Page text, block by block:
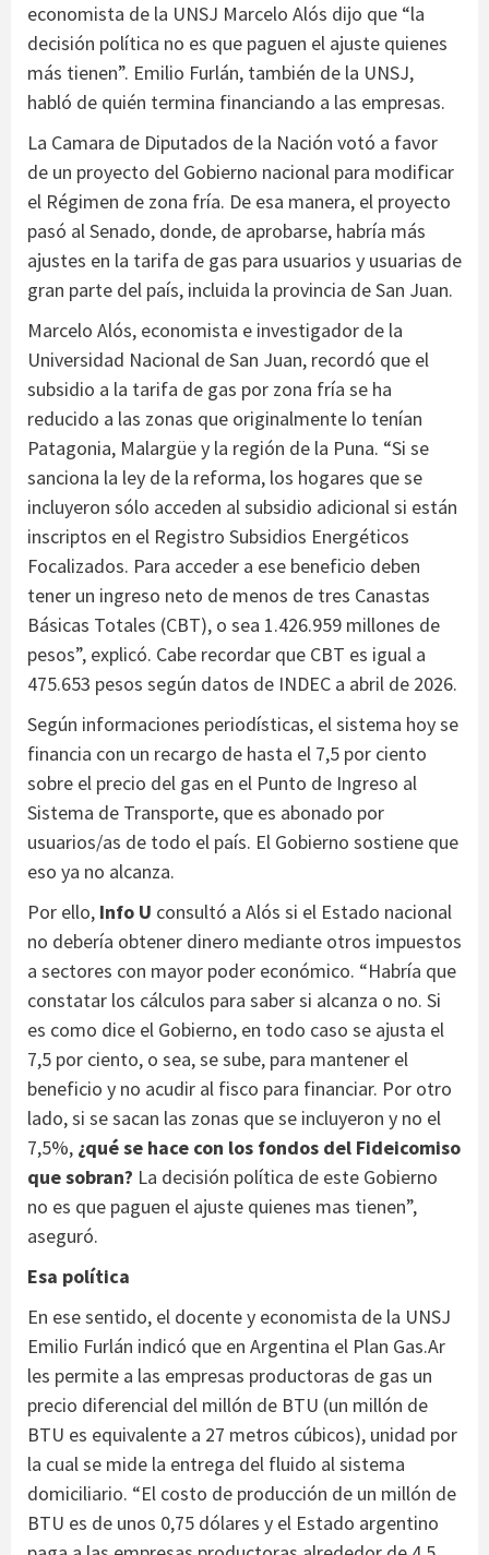
economista de la UNSJ Marcelo Alós dijo que “la
decisión política no es que paguen el ajuste quienes
más tienen”. Emilio Furlán, también de la UNSJ,
habló de quién termina financiando a las empresas.
La Camara de Diputados de la Nación votó a favor
de un proyecto del Gobierno nacional para modificar
el Régimen de zona fría. De esa manera, el proyecto
pasó al Senado, donde, de aprobarse, habría más
ajustes en la tarifa de gas para usuarios y usuarias de
gran parte del país, incluida la provincia de San Juan.
Marcelo Alós, economista e investigador de la
Universidad Nacional de San Juan, recordó que el
subsidio a la tarifa de gas por zona fría se ha
reducido a las zonas que originalmente lo tenían
Patagonia, Malargüe y la región de la Puna. “Si se
sanciona la ley de la reforma, los hogares que se
incluyeron sólo acceden al subsidio adicional si están
inscriptos en el Registro Subsidios Energéticos
Focalizados. Para acceder a ese beneficio deben
tener un ingreso neto de menos de tres Canastas
Básicas Totales (CBT), o sea 1.426.959 millones de
pesos”, explicó. Cabe recordar que CBT es igual a
475.653 pesos según datos de INDEC a abril de 2026.
Según informaciones periodísticas, el sistema hoy se
financia con un recargo de hasta el 7,5 por ciento
sobre el precio del gas en el Punto de Ingreso al
Sistema de Transporte, que es abonado por
usuarios/as de todo el país. El Gobierno sostiene que
eso ya no alcanza.
Por ello, Info U consultó a Alós si el Estado nacional
no debería obtener dinero mediante otros impuestos
a sectores con mayor poder económico. “Habría que
constatar los cálculos para saber si alcanza o no. Si
es como dice el Gobierno, en todo caso se ajusta el
7,5 por ciento, o sea, se sube, para mantener el
beneficio y no acudir al fisco para financiar. Por otro
lado, si se sacan las zonas que se incluyeron y no el
7,5%, ¿qué se hace con los fondos del Fideicomiso
que sobran? La decisión política de este Gobierno
no es que paguen el ajuste quienes mas tienen”,
aseguró.
Esa política
En ese sentido, el docente y economista de la UNSJ
Emilio Furlán indicó que en Argentina el Plan Gas.Ar
les permite a las empresas productoras de gas un
precio diferencial del millón de BTU (un millón de
BTU es equivalente a 27 metros cúbicos), unidad por
la cual se mide la entrega del fluido al sistema
domiciliario. “El costo de producción de un millón de
BTU es de unos 0,75 dólares y el Estado argentino